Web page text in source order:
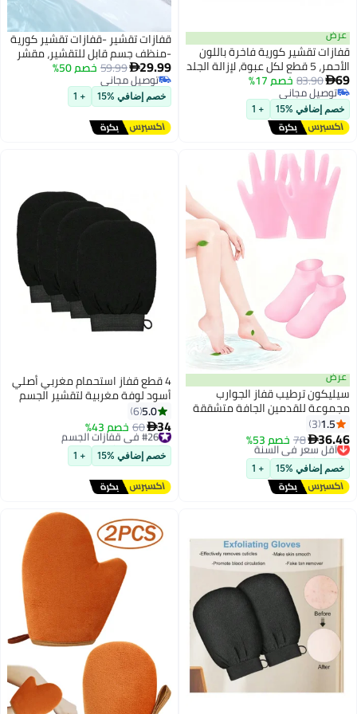
فاخرة باللون
لكل عبوة، لإزالة الجلد
العناية بعد
أثناء
في السبا.
قفازات تقشير -قفازات تقشير كورية
-منظف جسم قابل للتقشير، مقشر
جسم، قفازات دش مصنوعة من
ألياف فيسكوبية، مزيل جلد ميت
لجلد ناعم، تجهيز وإزالة ذاتي الطلاء
(وردي)
29.99
59.99 خصم 50%
توصيل مجاني
خصم إضافي %15
الجوارب
متشققة
سبا
جوارب تدريب
الرعاية بعد
4 قطع قفاز استحمام مغربي أصلي
أسود لوفة مغربية لتقشير الجسم
5.0
6
توصيل مجاني
خصم إضافي %15